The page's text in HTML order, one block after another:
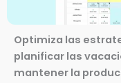
Optimiza las
planificar las
mantener la